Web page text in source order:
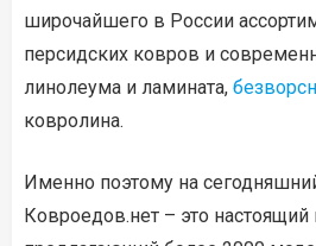
широчайшего в России
персидских ковров и
линолеума и ламината,
ковролина.
Именно поэтому на
Ковроедов.нет – это